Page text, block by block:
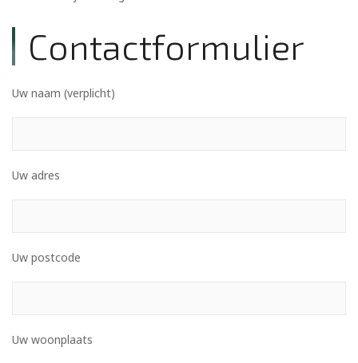
Contactformulier
Uw naam (verplicht)
Uw adres
Uw postcode
Uw woonplaats